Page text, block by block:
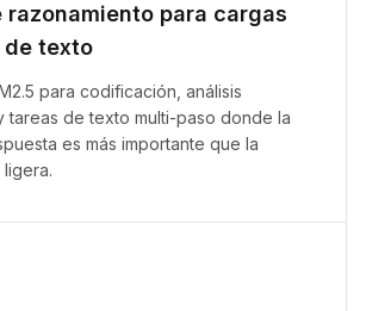
razonamiento para cargas
de texto
para codificación, análisis
tareas de texto multi-paso donde la
es más importante que la